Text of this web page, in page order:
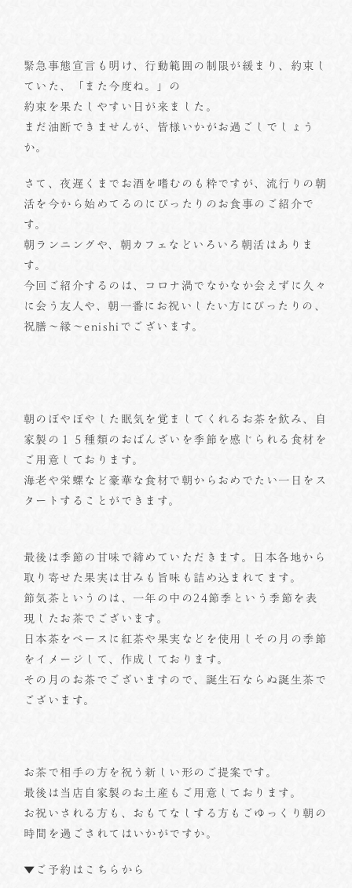
緊急事態宣言も明け、行動範囲の制限が緩まり、約束し
ていた、「また今度ね。」の
約束を果たしやすい日が来ました。
まだ油断できませんが、皆様いかがお過ごしでしょう
か。
さて、夜遅くまでお酒を嗜むのも粋ですが、流行りの朝
活を今から始めてるのにぴったりのお食事のご紹介で
す。
朝ランニングや、朝カフェなどいろいろ朝活はありま
す。
今回ご紹介するのは、コロナ渦でなかなか会えずに久々
に会う友人や、朝一番にお祝いしたい方にぴったりの、
祝膳～縁～enishiでございます。
朝のぼやぼやした眠気を覚ましてくれるお茶を飲み、自
家製の１５種類のおばんざいを季節を感じられる食材を
ご用意しております。
海老や栄螺など豪華な食材で朝からおめでたい一日をス
タートすることができます。
最後は季節の甘味で締めていただきます。日本各地から
取り寄せた果実は甘みも旨味も詰め込まれてます。
節気茶というのは、一年の中の24節季という季節を表
現したお茶でございます。
日本茶をベースに紅茶や果実などを使用しその月の季節
をイメージして、作成しております。
その月のお茶でございますので、誕生石ならぬ誕生茶で
ございます。
お茶で相手の方を祝う新しい形のご提案です。
最後は当店自家製のお土産もご用意しております。
お祝いされる方も、おもてなしする方もごゆっくり朝の
時間を過ごされてはいかがですか。
▼ご予約はこちらから